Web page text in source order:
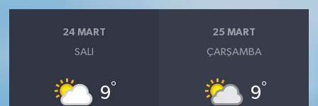
24 MART
SALI
9°
25 MART
ÇARŞAMBA
9°